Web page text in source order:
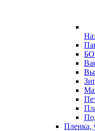
Пленка,